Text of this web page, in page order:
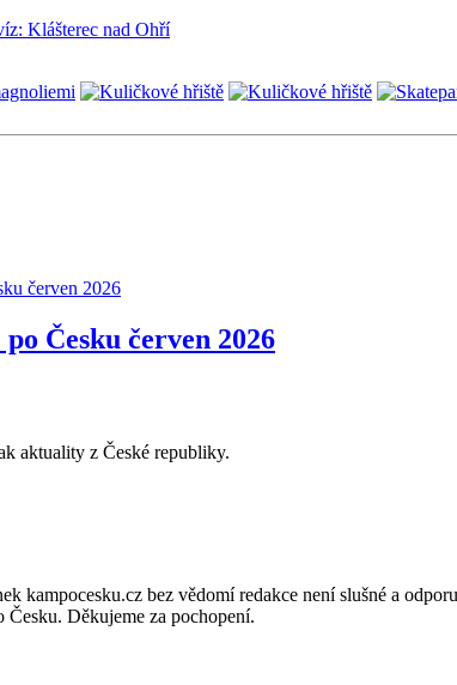
Klášterec nad Ohří
červen 2026
Česku červen 2026
aktuality z České republiky.
kampocesku.cz bez vědomí redakce není slušné a
Česku. Děkujeme za pochopení.